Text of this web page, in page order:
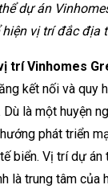
dự án
vị trí đắc địa
trí Vinhomes
kết nối và quy
là một huyện
phát triển
biển. Vị trí dự
là trung tâm của